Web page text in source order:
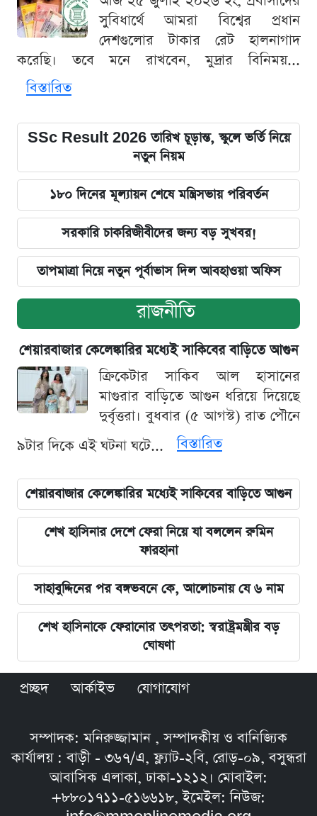
সুবিধার্থে আমরা বিশ্বের প্রধান
দেশগুলোর টাকার রেট হালনাগাদ
করেছি। তবে মনে রাখবেন, মুদ্রার বিনিময়...
বিস্তারিত
SSc Result 2026 তারিখ চূড়ান্ত, স্কুলে ভর্তি নিয়ে
নতুন নিয়ম
১৮০ দিনের মূল্যায়ন শেষে মন্ত্রিসভায় পরিবর্তন
সরকারি চাকরিজীবীদের জন্য বড় সুখবর!
তাপমাত্রা নিয়ে নতুন পূর্বাভাস দিল আবহাওয়া অফিস
রাজনীতি
শেয়ারবাজার কেলেঙ্কারির মধ্যেই সাকিবের বাড়িতে আগুন
ক্রিকেটার সাকিব আল হাসানের
মাগুরার বাড়িতে আগুন ধরিয়ে দিয়েছে
দুর্বৃত্তরা। বুধবার (৫ আগস্ট) রাত পৌনে
৯টার দিকে এই ঘটনা ঘটে...
বিস্তারিত
শেয়ারবাজার কেলেঙ্কারির মধ্যেই সাকিবের বাড়িতে আগুন
শেখ হাসিনার দেশে ফেরা নিয়ে যা বললেন রুমিন
ফারহানা
সাহাবুদ্দিনের পর বঙ্গভবনে কে, আলোচনায় যে ৬ নাম
শেখ হাসিনাকে ফেরানোর তৎপরতা: স্বরাষ্ট্রমন্ত্রীর বড়
ঘোষণা
প্রচ্ছদ আর্কাইভ যোগাযোগ
সম্পাদক: মনিরুজ্জামান , সম্পাদকীয় ও বানিজ্যিক
কার্যালয় : বাড়ী - ৩৬৭/এ, ফ্ল্যাট-২বি, রোড়-০৯, বসুন্ধরা
আবাসিক এলাকা, ঢাকা-১২১২। মোবাইল:
+৮৮০১৭১১-৫১৬৬১৮, ইমেইল: নিউজ: